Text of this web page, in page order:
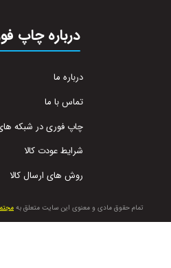
تمام حقوق مادی و معنوی این سایت متعلق به
درباره چاپ
درباره ما
تماس با ما
چاپ فوری در شبکه
شرایط عودت کالا
روش های ارسال کالا